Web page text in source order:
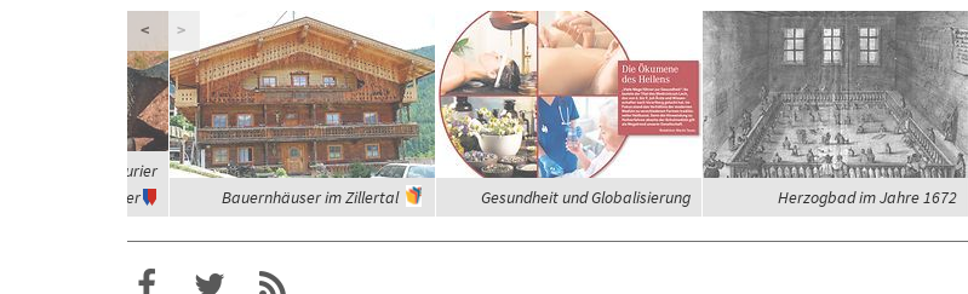
waren die Dinosaurier
Vegetarier
Bauernhäuser im Zillertal Gesundheit und Globalisierung Herzogbad im Jahre 1672
< >